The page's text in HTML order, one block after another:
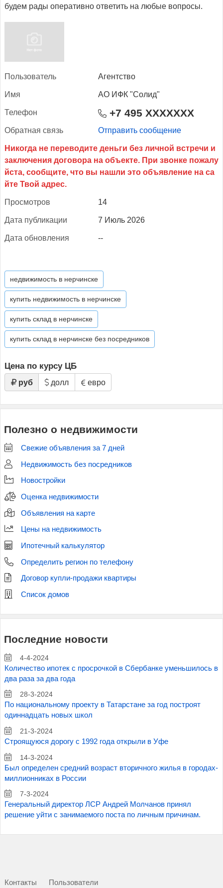
будем рады оперативно ответить на любые вопросы.
Поль­зо­ватель Агентство
Имя АО ИФК "Солид"
Те­лефон +7 495 XXXXXXX
Об­ратная связь Отправить сообщение
Прос­мотров 14
Да­та пуб­ли­кации 7 Июль 2026
Да­та об­новле­ния --
недвижимость в нерчинске
купить недвижимость в нерчинске
купить склад в нерчинске
купить склад в нерчинске без посредников
Цена по курсу ЦБ
руб долл евро
Полезно о недвижимости
Свежие объявления за 7 дней
Недвижимость без посредников
Новостройки
Оценка недвижимости
Объявления на карте
Цены на недвижимость
Ипотечный калькулятор
Определить регион по телефону
Договор купли-продажи квартиры
Список домов
Последние новости
4-4-2024
Количество ипотек с просрочкой в Сбербанке уменьшилось в
два раза за два года
28-3-2024
По национальному проекту в Татарстане за год построят
одиннадцать новых школ
21-3-2024
Строящуюся дорогу с 1992 года открыли в Уфе
14-3-2024
Был определен средний возраст вторичного жилья в городах-
миллионниках в России
7-3-2024
Генеральный директор ЛСР Андрей Молчанов принял
решение уйти с занимаемого поста по личным причинам.
Контакты Пользователи